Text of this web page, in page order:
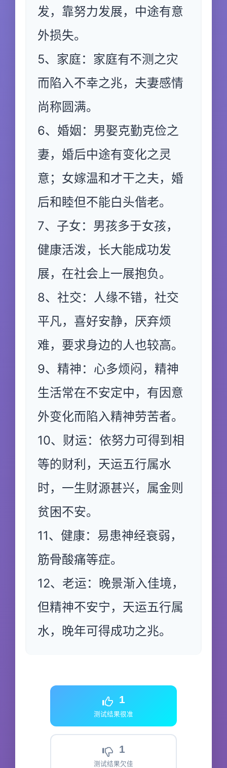
发，靠努力发展，中途有意
外损失。
5、家庭：家庭有不测之灾
而陷入不幸之兆，夫妻感情
尚称圆满。
6、婚姻：男娶克勤克俭之
妻，婚后中途有变化之灵
意；女嫁温和才干之夫，婚
后和睦但不能白头偕老。
7、子女：男孩多于女孩，
健康活泼，长大能成功发
展，在社会上一展抱负。
8、社交：人缘不错，社交
平凡，喜好安静，厌弃烦
难，要求身边的人也较高。
9、精神：心多烦闷，精神
生活常在不安定中，有因意
外变化而陷入精神劳苦者。
10、财运：依努力可得到相
等的财利，天运五行属水
时，一生财源甚兴，属金则
贫困不安。
11、健康：易患神经衰弱，
筋骨酸痛等症。
12、老运：晚景渐入佳境，
但精神不安宁，天运五行属
水，晚年可得成功之兆。
1
测试结果很准
1
测试结果欠佳